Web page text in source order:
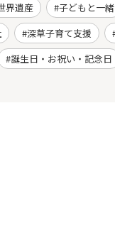
界遺産
子どもと一緒
深草子育て支援
誕生日・お祝い・記念日